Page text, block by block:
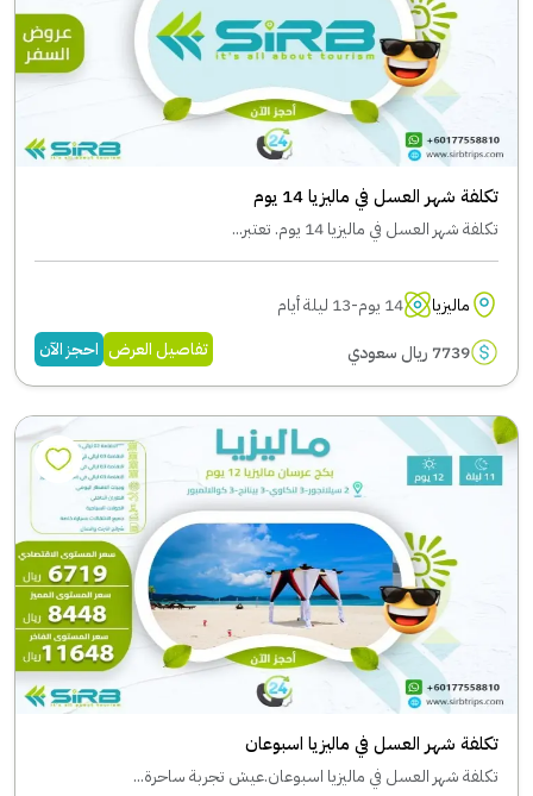
تكلفة شهر العسل في ماليزيا 14 يوم
تكلفة شهر العسل في ماليزيا 14 يوم. تعتبر...
ماليزيا
14 يوم-13 ليلة أيام
7739 ريال سعودي
تفاصيل العرض احجز الآن
تكلفة شهر العسل في ماليزيا اسبوعان
تكلفة شهر العسل في ماليزيا اسبوعان.عيش تجربة ساحرة...